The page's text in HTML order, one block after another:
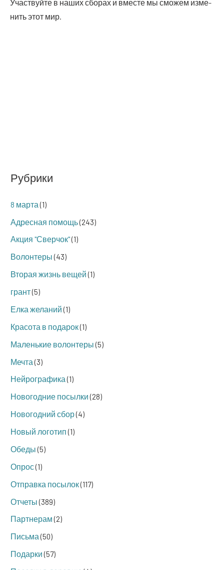
Рубрики
8 марта(1)
Адресная помощь(243)
Акция "Сверчок"(1)
Волонтеры(43)
Вторая жизнь вещей(1)
грант(5)
Елка желаний(1)
Красота в подарок(1)
Маленькие волонтеры(5)
Мечта(3)
Нейрографика(1)
Новогодние посылки(28)
Новогодний сбор(4)
Новый логотип(1)
Обеды(5)
Опрос(1)
Отправка посылок(117)
Отчеты(389)
Партнерам(2)
Письма(50)
Подарки(57)
Участ­вуй­те в наших сбо­рах и вме­сте мы смо­жем изме­
нить этот мир.